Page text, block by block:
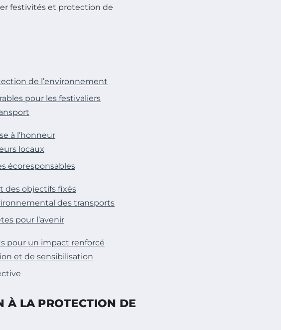
festivités et protection de
de l’environnement
pour les festivaliers
à l’honneur
locaux
écoresponsables
des objectifs fixés
des transports
pour l’avenir
pour un impact renforcé
et de sensibilisation
À LA PROTECTION DE